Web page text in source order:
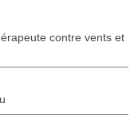
contre vents et